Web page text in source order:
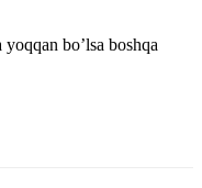
bo’lsa boshqa